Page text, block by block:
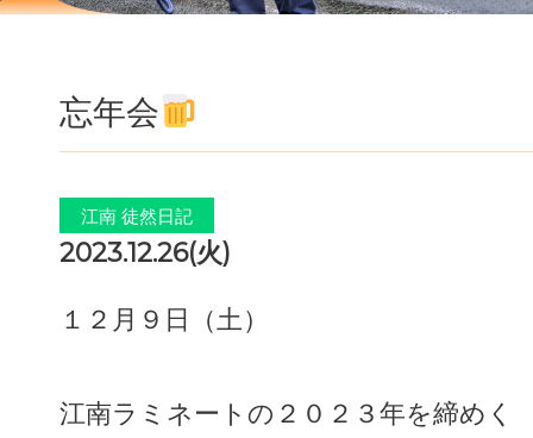
忘年会
江南 徒然日記
2023.12.26(火)
１２月９日（土）
江南ラミネートの２０２３年を締めく